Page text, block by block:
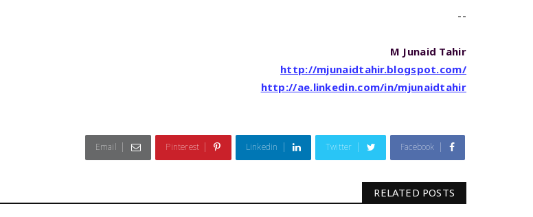
--
M Junaid Tahir
http://mjunaidtahir.blogspot.com/
http://ae.linkedin.com/in/mjunaidtahir
Facebook
Twitter
Linkedin
Pinterest
Email
RELATED POSTS